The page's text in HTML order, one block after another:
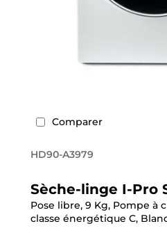
Comparer
HD90-A3979
Sèche-linge I-Pro
Pose libre, 9 Kg, Pompe à
classe énergétique C,